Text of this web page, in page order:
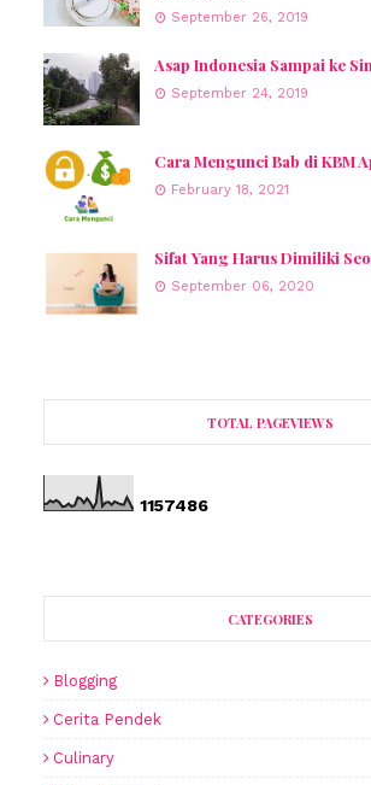
September 26, 2019
Asap Indonesia Sampai ke
September 24, 2019
Cara Mengunci Bab di KBM
February 18, 2021
Sifat Yang Harus Dimiliki
September 06, 2020
TOTAL PAGEVIEWS
1157486
CATEGORIES
Blogging
Cerita Pendek
Culinary